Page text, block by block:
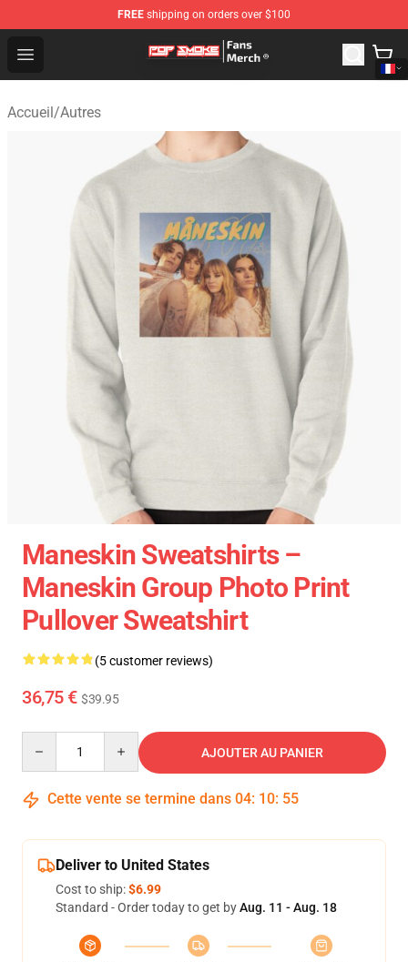
FREE shipping on orders over $100
Open menu
Pop Smoke Store - Official Pop Smoke Merchandise
Accueil/Autres
Maneskin Sweatshirts –
Maneskin Group Photo Print
Pullover Sweatshirt
(5 customer reviews)
36,75 € $39.95
AJOUTER AU PANIER
Cette vente se termine dans 04: 10: 54
Deliver to United States
Cost to ship:$6.99
Standard - Order today to get byAug. 11 - Aug. 18